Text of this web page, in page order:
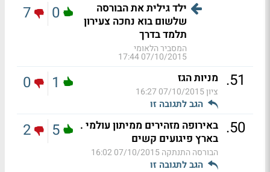
ילד גילית את הבורסה
שלשום בוא נחכה צעירון
תלמד בדרך
המסביר הלאומי
07/10/2015 17:44
0
7
51
. מניות הגז
ציון07/10/2015 16:27
הגב לתגובה זו
1
0
50
. באירופה מזהירים ממיתון עולמי .
בארץ פיגועים קשים
הבורסה התנתקה07/10/2015 16:02
הגב לתגובה זו
5
2